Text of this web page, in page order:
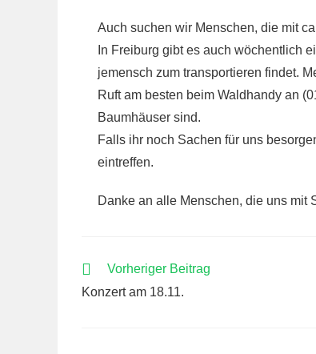
Auch suchen wir Menschen, die mit
In Freiburg gibt es auch wöchentlich
jemensch zum transportieren findet.
Ruft am besten beim Waldhandy an
Baumhäuser sind.
Falls ihr noch Sachen für uns
eintreffen.
Danke an alle Menschen, die uns mit
WEITERE
ANSEHEN
Vorheriger Beitrag
Konzert am 18.11.